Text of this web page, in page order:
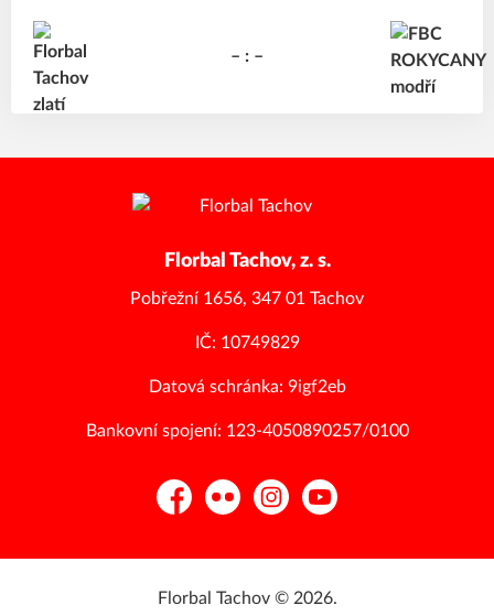
– : –
Florbal Tachov, z. s.
Pobřežní 1656, 347 01 Tachov
IČ: 10749829
Datová schránka: 9igf2eb
Bankovní spojení: 123-4050890257/0100
FacebookFlickr InstagramYouTube
Florbal Tachov © 2026.